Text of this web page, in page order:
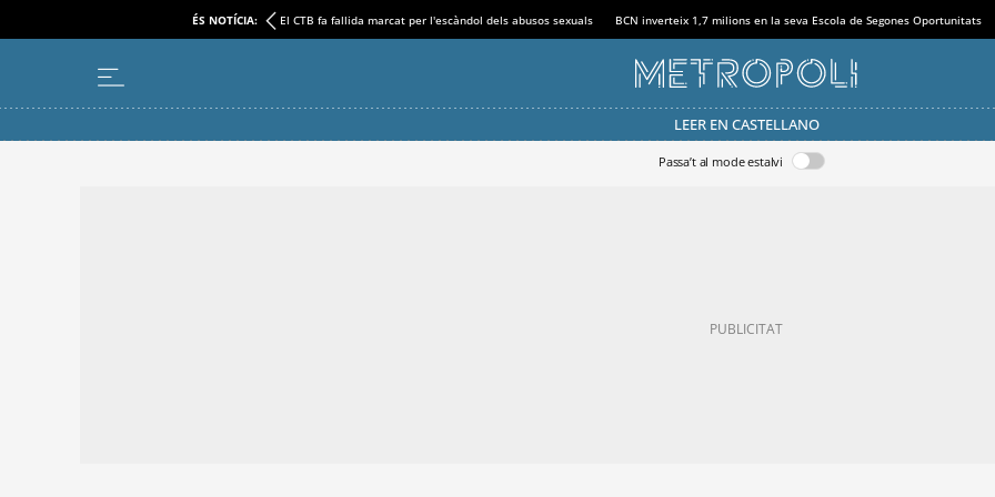
ÉS NOTÍCIA: El CTB fa fallida marcat per l'escàndol dels abusos sexuals BCN inverteix 1,7 milions en la seva Escola de Segones Oportunitats
LEER EN CASTELLANO
Passa’t al mode estalvi